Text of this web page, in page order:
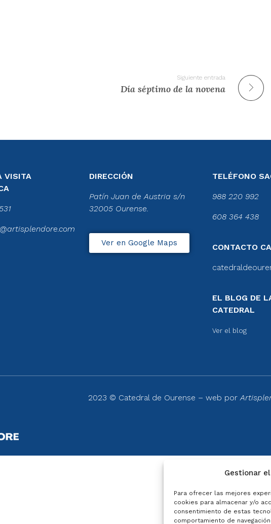
Gestionar
Para ofrecer las mejores
cookies para almacenar y/o
consentimiento de estas
comportamiento de
Siguiente entrada
Día séptimo de la novena
VISITA
DIRECCIÓN
Patín Juan de Austria s/n
32005 Ourense.
Ver en Google Maps
TELÉFONO
988 220 992
608 364 438
CONTACTO
EL BLOG DE
CATEDRAL
Ver el blog
2023 © Catedral de Ourense – web por